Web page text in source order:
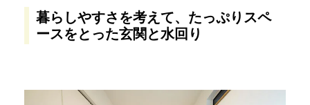
暮らしやすさを考えて、たっぷりスペ
ースをとった玄関と水回り